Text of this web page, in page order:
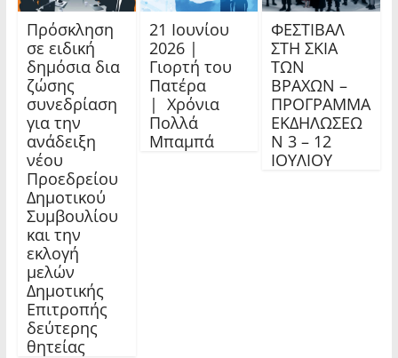
Πρόσκληση
σε ειδική
δημόσια δια
ζώσης
συνεδρίαση
για την
ανάδειξη
νέου
Προεδρείου
Δημοτικού
Συμβουλίου
και την
εκλογή
μελών
Δημοτικής
Επιτροπής
δεύτερης
θητείας
21 Ιουνίου
2026 |
Γιορτή του
Πατέρα
| Χρόνια
Πολλά
Μπαμπά
ΦΕΣΤΙΒΑΛ
ΣΤΗ ΣΚΙΑ
ΤΩΝ
ΒΡΑΧΩΝ –
ΠΡΟΓΡΑΜΜΑ
ΕΚΔΗΛΩΣΕΩ
Ν 3 – 12
ΙΟΥΛΙΟΥ